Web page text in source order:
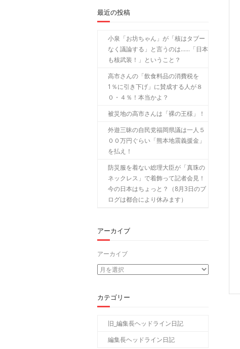
最近の投稿
小泉「お坊ちゃん」が「核はタブー
なく議論する」と言うのは……「日本
も核武装！」ということ？
高市さんの「飲食料品の消費税を
1％に引き下げ」に賛成する人が８
０・４％！本当かよ？
被災地の高市さんは「裸の王様」！
外遊三昧の自民党福岡県議は一人５
００万円ぐらい「熊本地震義援金」
を払え！
防災服を着ない総理大臣が「真珠の
ネックレス」で着飾って記者会見！
今の日本はちょっと？（8月3日のブ
ログは都合により休みます）
アーカイブ
アーカイブ
カテゴリー
旧_編集長ヘッドライン日記
編集長ヘッドライン日記